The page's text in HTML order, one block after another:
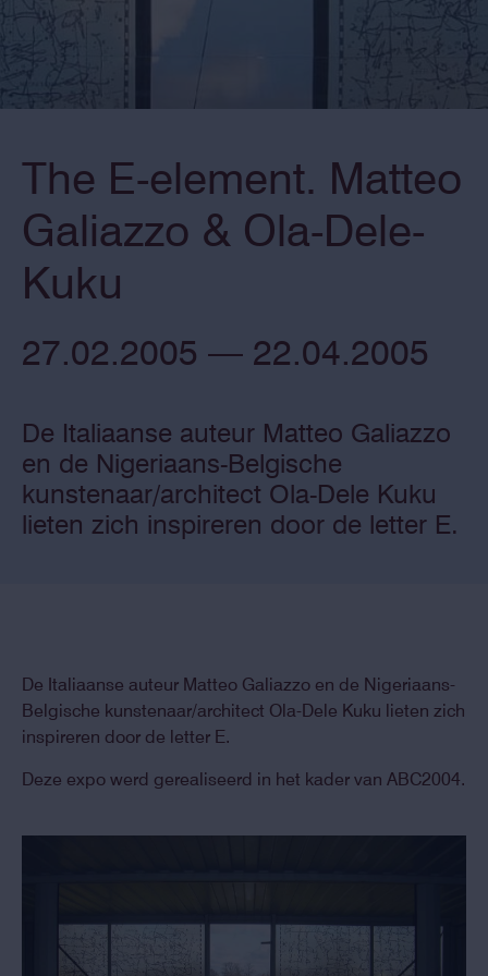
The E-element. Matteo
Galiazzo & Ola-Dele-
Kuku
27.02.2005 — 22.04.2005
De Italiaanse auteur Matteo Galiazzo
en de Nigeriaans-Belgische
kunstenaar/architect Ola-Dele Kuku
lieten zich inspireren door de letter E.
De Italiaanse auteur Matteo Galiazzo en de Nigeriaans-
Belgische kunstenaar/architect Ola-Dele Kuku lieten zich
inspireren door de letter E.
Deze expo werd gerealiseerd in het kader van ABC2004.